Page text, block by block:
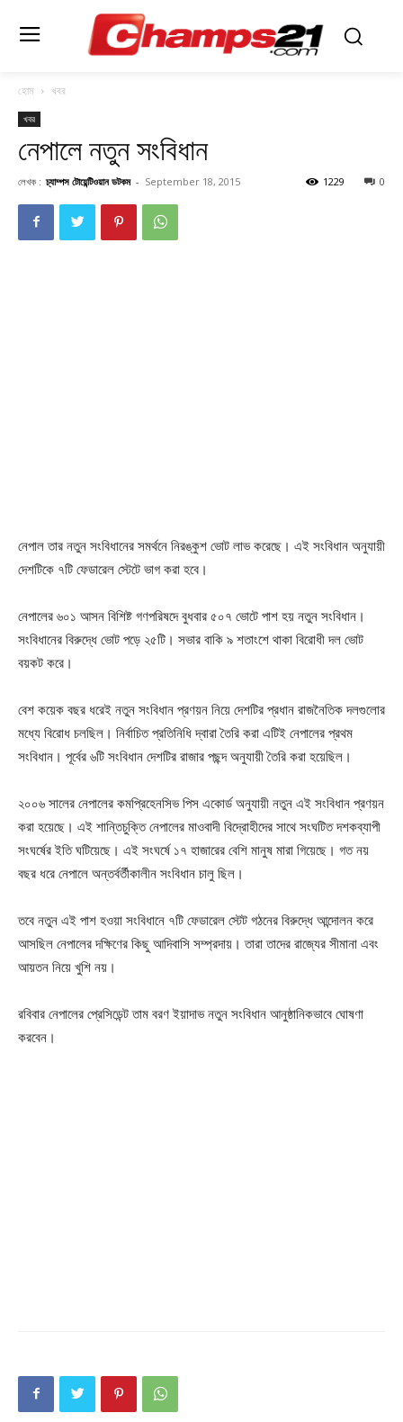
হোম খবর
খবর
নেপালে নতুন সংবিধান
লেখক : চ্যাম্পস টোয়েন্টিওয়ান ডটকম - September 18, 2015 0
1229
নেপাল তার নতুন সংবিধানের সমর্থনে নিরঙ্কুশ ভোট লাভ করেছে। এই সংবিধান অনুযায়ী
দেশটিকে ৭টি ফেডারেল স্টেটে ভাগ করা হবে।
নেপালের ৬০১ আসন বিশিষ্ট গণপরিষদে বুধবার ৫০৭ ভোটে পাশ হয় নতুন সংবিধান।
সংবিধানের বিরুদ্ধে ভোট পড়ে ২৫টি। সভার বাকি ৯ শতাংশে থাকা বিরোধী দল ভোট
বয়কট করে।
বেশ কয়েক বছর ধরেই নতুন সংবিধান প্রণয়ন নিয়ে দেশটির প্রধান রাজনৈতিক দলগুলোর
মধ্যে বিরোধ চলছিল। নির্বাচিত প্রতিনিধি দ্বারা তৈরি করা এটিই নেপালের প্রথম
সংবিধান। পূর্বের ৬টি সংবিধান দেশটির রাজার পছন্দ অনুযায়ী তৈরি করা হয়েছিল।
২০০৬ সালের নেপালের কমপ্রিহেনসিভ পিস একোর্ড অনুযায়ী নতুন এই সংবিধান প্রণয়ন
করা হয়েছে। এই শান্তিচুক্তি নেপালের মাওবাদী বিদ্রোহীদের সাথে সংঘটিত দশকব্যাপী
সংঘর্ষের ইতি ঘটিয়েছে। এই সংঘর্ষে ১৭ হাজারের বেশি মানুষ মারা গিয়েছে। গত নয়
বছর ধরে নেপালে অন্তর্বর্তীকালীন সংবিধান চালু ছিল।
তবে নতুন এই পাশ হওয়া সংবিধানে ৭টি ফেডারেল স্টেট গঠনের বিরুদ্ধে আন্দোলন করে
আসছিল নেপালের দক্ষিণের কিছু আদিবাসি সম্প্রদায়। তারা তাদের রাজ্যের সীমানা এবং
আয়তন নিয়ে খুশি নয়।
রবিবার নেপালের প্রেসিডেন্ট তাম বরণ ইয়াদাভ নতুন সংবিধান আনুষ্ঠানিকভাবে ঘোষণা
করবেন।